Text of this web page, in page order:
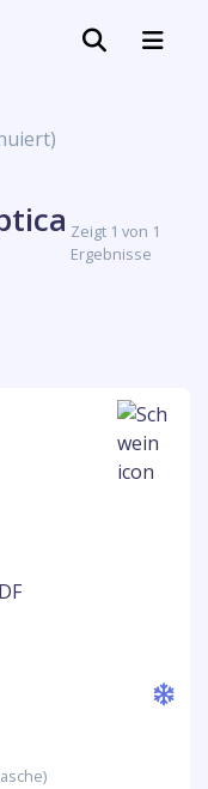
Zeigt 1 von 1
Ergebnisse